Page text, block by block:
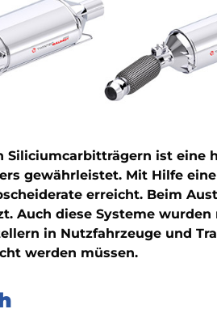
Siliciumcarbitträgern ist eine
gewährleistet. Mit Hilfe
erreicht. Beim
Auch diese Systeme
in Nutzfahrzeuge und
werden müssen.